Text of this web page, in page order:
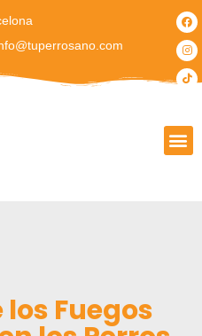
Fuegos